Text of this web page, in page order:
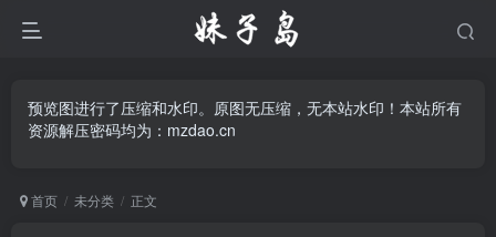
预览图进行了压缩和水印。原图无压缩，无本站水印！本站所有
资源解压密码均为：mzdao.cn
首页 未分类 正文